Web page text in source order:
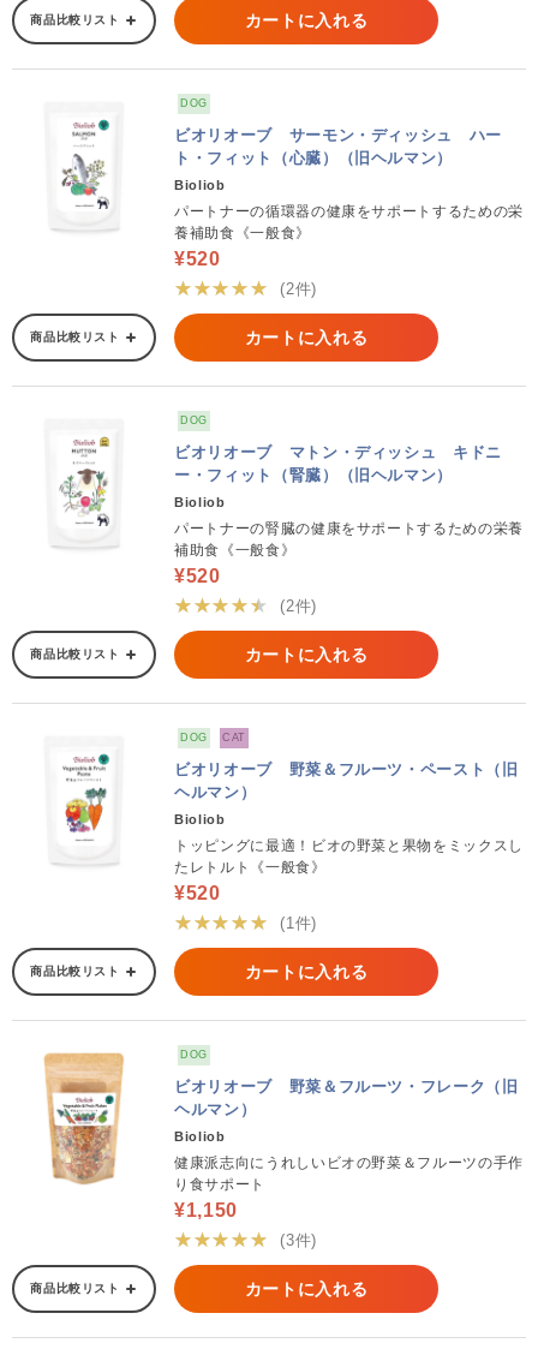
商品比較リスト カートに入れる
DOG
ビオリオーブ サーモン・ディッシュ ハー
ト・フィット（心臓）（旧ヘルマン）
Bioliob
パートナーの循環器の健康をサポートするための栄
養補助食《一般食》
¥520
★★★★★
(2件)
商品比較リスト カートに入れる
DOG
ビオリオーブ マトン・ディッシュ キドニ
ー・フィット（腎臓）（旧ヘルマン）
Bioliob
パートナーの腎臓の健康をサポートするための栄養
補助食《一般食》
¥520
★★★★★
(2件)
商品比較リスト カートに入れる
DOG CAT
ビオリオーブ 野菜＆フルーツ・ペースト（旧
ヘルマン）
Bioliob
トッピングに最適！ビオの野菜と果物をミックスし
たレトルト《一般食》
¥520
★★★★★
(1件)
商品比較リスト カートに入れる
DOG
ビオリオーブ 野菜＆フルーツ・フレーク（旧
ヘルマン）
Bioliob
健康派志向にうれしいビオの野菜＆フルーツの手作
り食サポート
¥1,150
★★★★★
(3件)
商品比較リスト カートに入れる